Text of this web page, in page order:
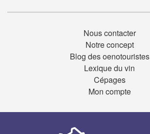
Nous contacter
Notre concept
Blog des oenotouristes
Lexique du vin
Cépages
Mon compte